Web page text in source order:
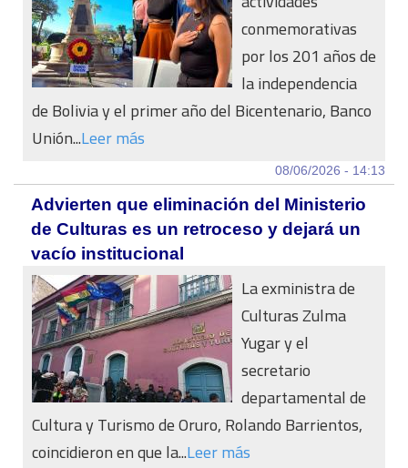
conmemorativas
por los 201 años de
la independencia
de Bolivia y el primer año del Bicentenario, Banco
Unión...Leer más
08/06/2026 - 14:13
Advierten que eliminación del Ministerio
de Culturas es un retroceso y dejará un
vacío institucional
La exministra de
Culturas Zulma
Yugar y el
secretario
departamental de
Cultura y Turismo de Oruro, Rolando Barrientos,
coincidieron en que la...Leer más